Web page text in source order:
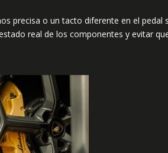
precisa o un tacto diferente en el pedal
real de los componentes y evitar